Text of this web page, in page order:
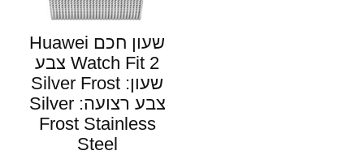
שעון חכם Huawei
Watch Fit 2 צבע
שעון: Silver Frost
צבע רצועה: Silver
Frost Stainless
Steel